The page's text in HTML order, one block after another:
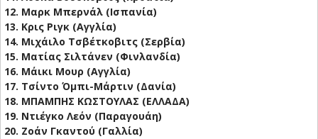
12. Μαρκ Μπερνάλ (Ισπανία)
13. Κρις Ριγκ (Αγγλία)
14. Μιχάιλο Τσβέτκοβιτς (Σερβία)
15. Ματίας Σιλτάνεν (Φινλανδία)
16. Μάικι Μουρ (Αγγλία)
17. Τσίντο Όμπι-Μάρτιν (Δανία)
18. ΜΠΑΜΠΗΣ ΚΩΣΤΟΥΛΑΣ (ΕΛΛΑΔΑ)
19. Ντιέγκο Λεόν (Παραγουάη)
20. Ζοάν Γκαντού (Γαλλία)